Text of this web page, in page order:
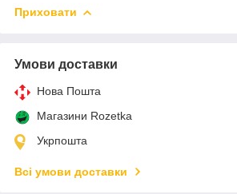
Приховати
Умови доставки
Нова Пошта
Магазини Rozetka
Укрпошта
Всі умови доставки